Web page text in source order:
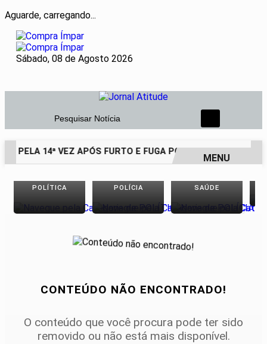
Aguarde, carregando...
Sábado, 08 de Agosto 2026
Pesquisar Notícia
PELA 14ª VEZ APÓS FURTO E FUGA POR TELHADOS
EM ALTA
MENU
POLÍTICA POLÍCIA SAÚDE
CONTEÚDO NÃO ENCONTRADO!
O conteúdo que você procura pode ter sido
removido ou não está mais disponível.